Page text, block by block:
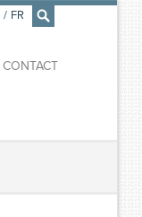
×
CONTACT
/ FR